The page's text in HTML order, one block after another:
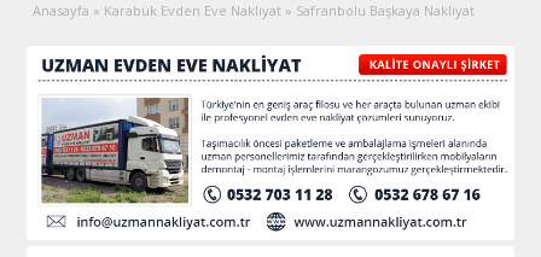
Anasayfa » Karabük Evden Eve Nakliyat » Safranbolu Başkaya Nakliyat